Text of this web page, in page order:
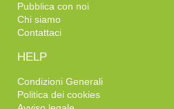
Pubblica con noi
Chi siamo
Contattaci
HELP
Condizioni Generali
Politica dei cookies